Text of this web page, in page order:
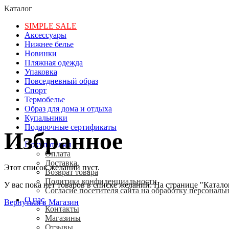
Каталог
SIMPLE SALE
Аксессуары
Нижнее белье
Новинки
Пляжная одежда
Упаковка
Повседневный образ
Спорт
Термобелье
Образ для дома и отдыха
Купальники
Подарочные сертификаты
Покупателям
Оплата
Доставка
Возврат товара
Политика конфиденциальности
Согласие посетителя сайта на обработку
О нас
Контакты
Магазины
Отзывы
Избранное
Этот список желаний пуст.
У вас пока нет товаров в списке желаний. На странице
Вернуться в Магазин